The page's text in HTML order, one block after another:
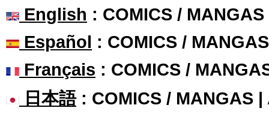
English : COMICS /
Español : COMICS /
Français : COMICS /
日本語: COMICS / MANGAS |